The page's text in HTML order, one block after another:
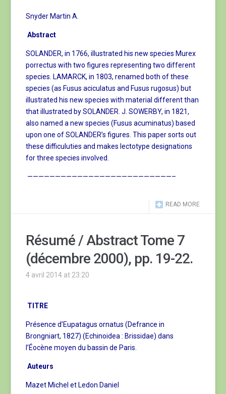
Snyder Martin A.
Abstract
SOLANDER, in 1766, illustrated his new species Murex
porrectus with two figures representing two different
species. LAMARCK, in 1803, renamed both of these
species (as Fusus aciculatus and Fusus rugosus) but
illustrated his new species with material different than
that illustrated by SOLANDER. J. SOWERBY, in 1821,
also named a new species (Fusus acuminatus) based
upon one of SOLANDER’s figures. This paper sorts out
these difficuluties and makes lectotype designations
for three species involved.
——————————————————————————–
READ MORE
Résumé / Abstract Tome 7
(décembre 2000), pp. 19-22.
4 avril 2014 at 23:20
TITRE
Présence d’Eupatagus ornatus (Defrance in
Brongniart, 1827) (Echinoidea : Brissidae) dans
l’Éocène moyen du bassin de Paris.
Auteurs
Mazet Michel et Ledon Daniel